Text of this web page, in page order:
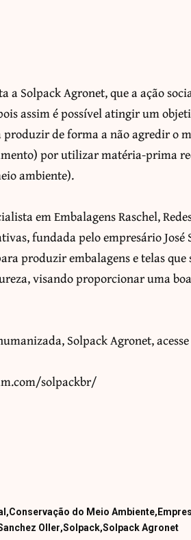
a Solpack Agronet, que a ação
assim é possível atingir um
de forma a não agredir o
por utilizar matéria-prima
ambiente).
em Embalagens Raschel,
fundada pelo empresário José
produzir embalagens e telas que
visando proporcionar uma
Solpack Agronet,
solpackbr/
Conservação do Meio Ambiente
Oller Solpack Solpack Agronet